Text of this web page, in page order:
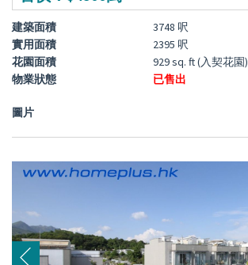
建築面積
3748 呎
實用面積
2395 呎
花園面積
929 sq. ft (入契花園)
物業狀態
已售出
圖片